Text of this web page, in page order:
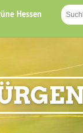
Hessen